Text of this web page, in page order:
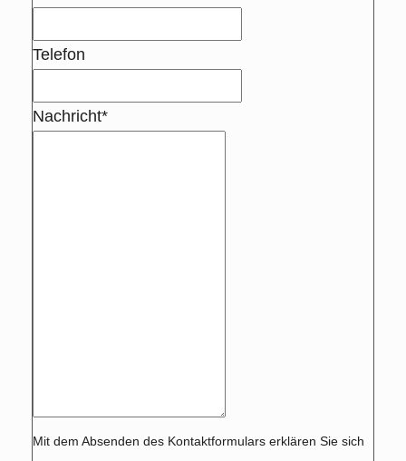
Telefon
Nachricht*
Mit dem Absenden des Kontaktformulars erklären Sie sich